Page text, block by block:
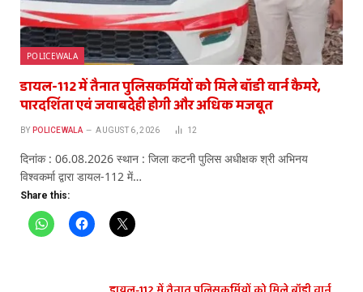
POLICEWALA
डायल-112 में तैनात पुलिसकर्मियों को मिले बॉडी वार्न कैमरे,
पारदर्शिता एवं जवाबदेही होगी और अधिक मजबूत
BY POLICEWALA AUGUST 6, 2026 12
दिनांक : 06.08.2026 स्थान : जिला कटनी पुलिस अधीक्षक श्री अभिनय
विश्वकर्मा द्वारा डायल-112 में…
Share this: